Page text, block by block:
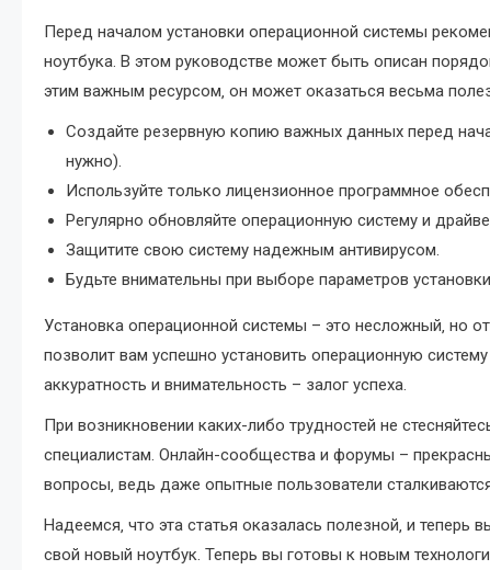
Перед началом установки операционной системы
ноутбука. В этом руководстве может быть описан
этим важным ресурсом‚ он может оказаться весьма
Создайте резервную копию важных данных перед
нужно).
Используйте только лицензионное программное
Регулярно обновляйте операционную систему и
Защитите свою систему надежным антивирусом.
Будьте внимательны при выборе параметров
Установка операционной системы – это несложный‚ но
позволит вам успешно установить операционную
аккуратность и внимательность – залог успеха.
При возникновении каких-либо трудностей не
специалистам. Онлайн-сообщества и форумы –
вопросы‚ ведь даже опытные пользователи
Надеемся‚ что эта статья оказалась полезной‚ и
свой новый ноутбук. Теперь вы готовы к новым